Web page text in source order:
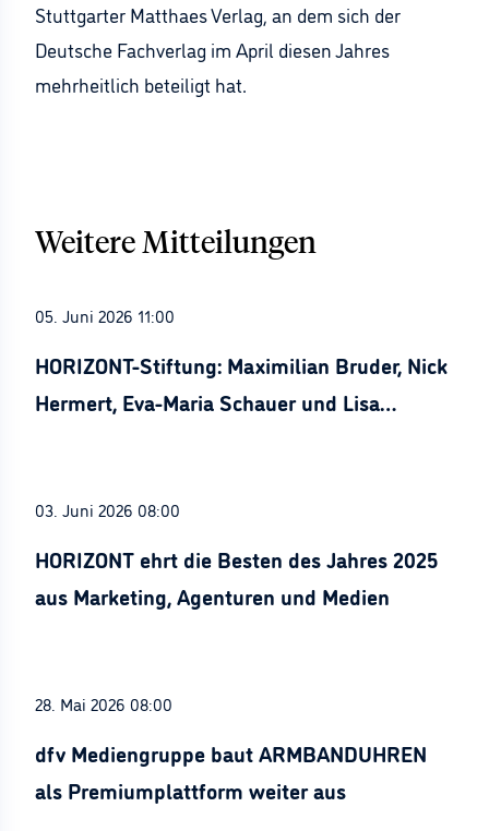
Stuttgarter Matthaes Verlag, an dem sich der
Deutsche Fachverlag im April diesen Jahres
mehrheitlich beteiligt hat.
Weitere Mitteilungen
05. Juni 2026 11:00
HORIZONT-Stiftung: Maximilian Bruder, Nick
Hermert, Eva-Maria Schauer und Lisa
03. Juni 2026 08:00
HORIZONT ehrt die Besten des Jahres 2025
aus Marketing, Agenturen und Medien
28. Mai 2026 08:00
dfv Mediengruppe baut ARMBANDUHREN
als Premiumplattform weiter aus